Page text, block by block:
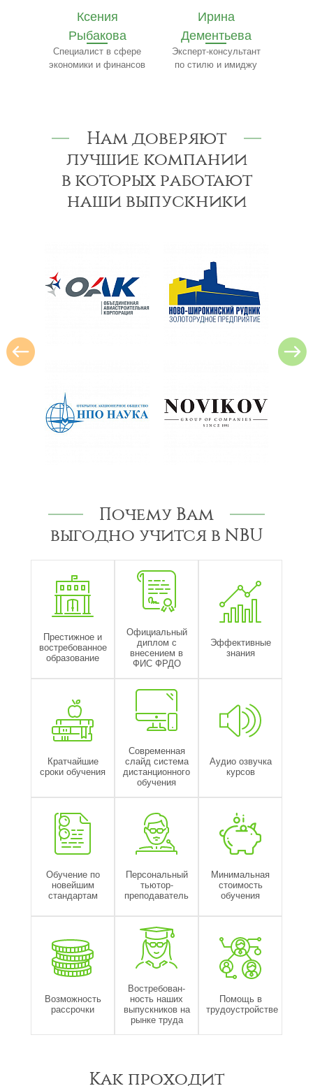
Ирина
Дементьева
Эксперт-консультант
по стилю и имиджу
Ярослав
Бобылёв
Эксперт по пищевому
производству
Нам доверяют
лучшие компании
в которых работают
наши выпускники
Почему Вам
выгодно учится в NBU
Престижное и
востребованное
образование
Официальный
диплом с
внесением в
ФИС ФРДО
Эффективные
знания
Кратчайшие
сроки обучения
Современная
слайд система
дистанционного
обучения
Аудио озвучка
курсов
Обучение по
новейшим
стандартам
Персональный
тьютор-
преподаватель
Минимальная
стоимость
обучения
Возможность
рассрочки
Востребован-
ность наших
выпускников на
рынке труда
Помощь в
трудоустройстве
Как проходит